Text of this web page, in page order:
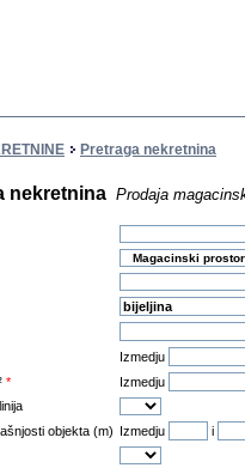
Pretraga nekretnina
nekretnina Prodaja
Izmedju
*
Izmedju
objekta (m)
Izmedju
i